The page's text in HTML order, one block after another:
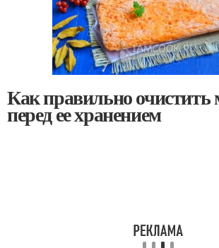
Как правильно очистить
перед ее хранением